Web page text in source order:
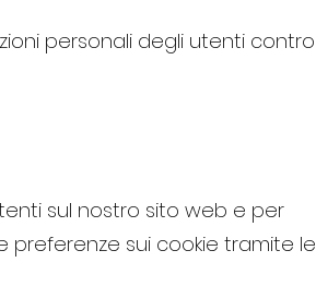
personali degli utenti contro
sul nostro sito web e per
preferenze sui cookie tramite le